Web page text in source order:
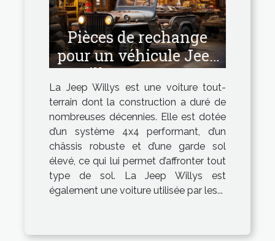
Pièces de rechange
pour un véhicule Jeep
Willys : Comment
avoir les pièces de
bonne qualité ?
La Jeep Willys est une voiture tout-
terrain dont la construction a duré de
nombreuses décennies. Elle est dotée
d’un système 4x4 performant, d’un
châssis robuste et d’une garde sol
élevé, ce qui lui permet d’affronter tout
type de sol. La Jeep Willys est
également une voiture utilisée par les...